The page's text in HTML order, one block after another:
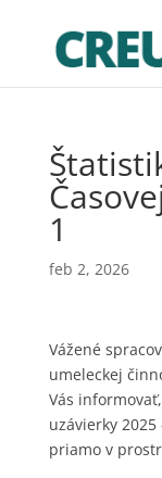
1
feb 2, 2026
Vážené
umeleckej
Vás
uzávierky
priamo v